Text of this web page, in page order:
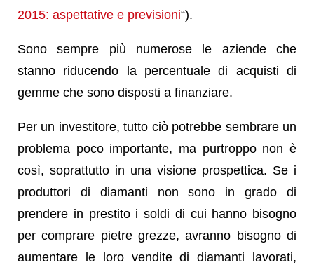
2015: aspettative e previsioni“).
Sono sempre più numerose le aziende che
stanno riducendo la percentuale di acquisti di
gemme che sono disposti a finanziare.
Per un investitore, tutto ciò potrebbe sembrare un
problema poco importante, ma purtroppo non è
così, soprattutto in una visione prospettica. Se i
produttori di diamanti non sono in grado di
prendere in prestito i soldi di cui hanno bisogno
per comprare pietre grezze, avranno bisogno di
aumentare le loro vendite di diamanti lavorati,